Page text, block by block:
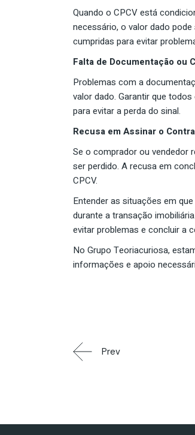
Quando o CPCV está
necessário, o valor dado
cumpridas para evitar
Falta de Documentação ou
Problemas com a
valor dado. Garantir que
para evitar a perda do sinal.
Recusa em Assinar o
Se o comprador ou vendedor
ser perdido. A recusa em
CPCV.
Entender as situações em
durante a transação
evitar problemas e concluir a
No Grupo Teoriacuriosa,
informações e apoio
Prev